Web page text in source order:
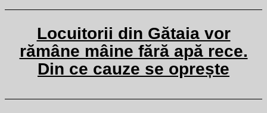
Locuitorii din Gătaia vor
rămâne mâine fără apă rece.
Din ce cauze se oprește